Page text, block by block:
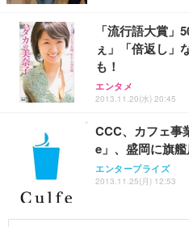
務用 おしゃれ パ
ANDWINT オフィ
ッシュ 通気性 ラン
ス圧無段階昇降
ト 幅52×奥行58.5×
￥4,139
【MiniLED/
HOOTER Gaming
グモニター QD
像低減 (3年保証 |
￥34,980
アイリスオーヤマ
ュラー 200枚入【
￥3,731
「流行語大賞
ぇ」「倍返し」
も！
エンタメ
2013.11.20(水) 20:45
CCC、カフェ
e」、盛岡に旗
エンタープライズ
2013.11.25(月) 12:53